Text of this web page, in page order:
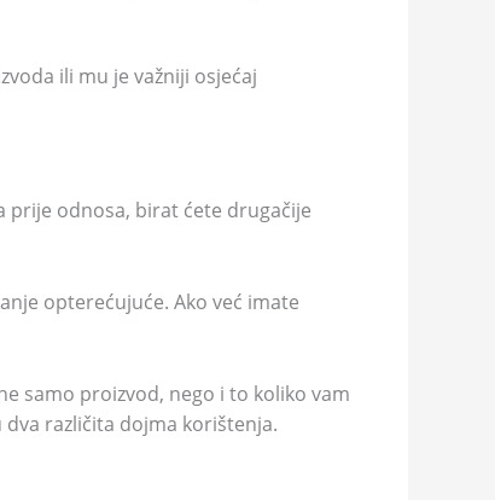
ili mu je važniji osjećaj
prije odnosa, birat ćete drugačije
opterećujuće. Ako već imate
samo proizvod, nego i to koliko vam
različita dojma korištenja.